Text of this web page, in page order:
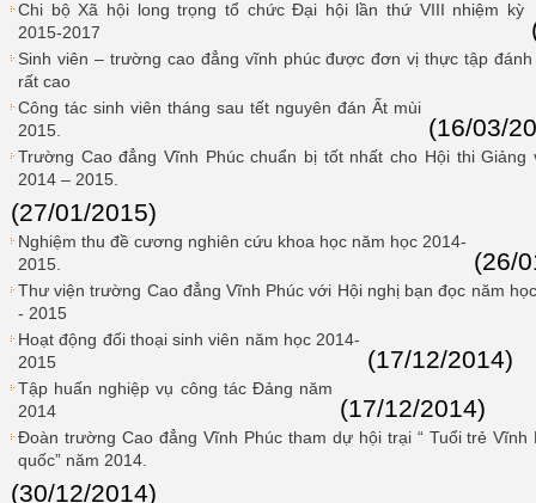
Chi bộ Xã hội long trọng tổ chức Đại hội lần thứ VIII nhiệm kỳ
2015-2017
Sinh viên – trường cao đẳng vĩnh phúc được đơn vị thực tập đánh
rất cao
Công tác sinh viên tháng sau tết nguyên đán Ất mùi
2015.
(16/03/
Trường Cao đẳng Vĩnh Phúc chuẩn bị tốt nhất cho Hội thi Giảng
2014 – 2015.
(27/01/2015)
Nghiệm thu đề cương nghiên cứu khoa học năm học 2014-
2015.
(26/
Thư viện trường Cao đẳng Vĩnh Phúc với Hội nghị bạn đọc năm
- 2015
Hoạt động đối thoại sinh viên năm học 2014-
2015
(17/12/2014)
Tập huấn nghiệp vụ công tác Đảng năm
2014
(17/12/2014)
Đoàn trường Cao đẳng Vĩnh Phúc tham dự hội trại “ Tuổi trẻ
quốc” năm 2014.
(30/12/2014)